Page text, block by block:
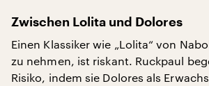
Zwischen Lolita und Dolores
Einen Klassiker wie „Lolita“ von
zu nehmen, ist riskant. Ruckpaul
Risiko, indem sie Dolores als